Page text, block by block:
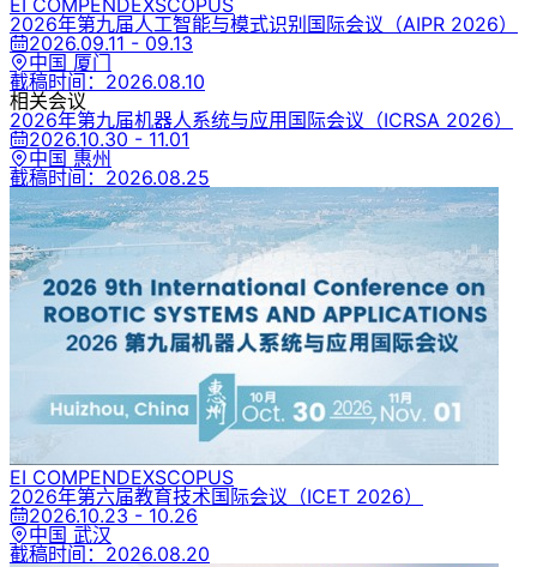
2026年第九届人工智能与模式识别国际会议 （AIPR 2026）
2026.09.11 - 09.13
中国 厦门
截稿时间： 2026.08.10
相关会议
2026年第九届机器人系统与应用国际会议 （ICRSA 2026）
2026.10.30 - 11.01
中国 惠州
截稿时间： 2026.08.25
EI COMPENDEXSCOPUS
2026年第六届教育技术国际会议 （ICET 2026）
2026.10.23 - 10.26
中国 武汉
截稿时间： 2026.08.20